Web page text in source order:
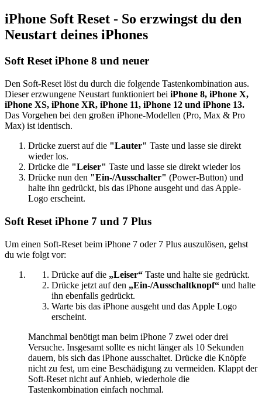
iPhone Soft Reset - So erzwingst du den
Neustart deines iPhones
Soft Reset iPhone 8 und neuer
Den Soft-Reset löst du durch die folgende Tastenkombination aus.
Dieser erzwungene Neustart funktioniert bei iPhone 8, iPhone X,
iPhone XS, iPhone XR, iPhone 11, iPhone 12 und iPhone 13.
Das Vorgehen bei den großen iPhone-Modellen (Pro, Max & Pro
Max) ist identisch.
Drücke zuerst auf die "Lauter" Taste und lasse sie direkt
wieder los.
Drücke die "Leiser" Taste und lasse sie direkt wieder los
Drücke nun den "Ein-/Ausschalter" (Power-Button) und
halte ihn gedrückt, bis das iPhone ausgeht und das Apple-
Logo erscheint.
Soft Reset iPhone 7 und 7 Plus
Um einen Soft-Reset beim iPhone 7 oder 7 Plus auszulösen, gehst
du wie folgt vor:
Drücke auf die „Leiser“ Taste und halte sie gedrückt.
Drücke jetzt auf den „Ein-/Ausschaltknopf“ und halte
ihn ebenfalls gedrückt.
Warte bis das iPhone ausgeht und das Apple Logo
erscheint.
Manchmal benötigt man beim iPhone 7 zwei oder drei
Versuche. Insgesamt sollte es nicht länger als 10 Sekunden
dauern, bis sich das iPhone ausschaltet. Drücke die Knöpfe
nicht zu fest, um eine Beschädigung zu vermeiden. Klappt der
Soft-Reset nicht auf Anhieb, wiederhole die
Tastenkombination einfach nochmal.